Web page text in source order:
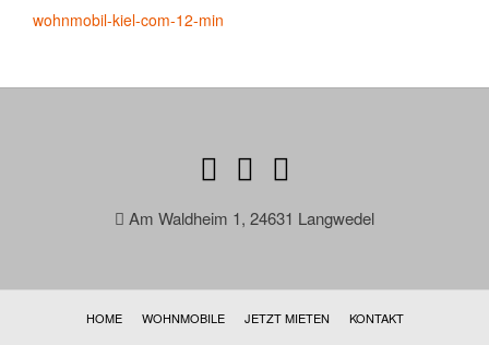
Beitragsnavigation
wohnmobil-kiel-com-12-min
Am Waldheim 1, 24631 Langwedel
HOME WOHNMOBILE JETZT MIETEN KONTAKT